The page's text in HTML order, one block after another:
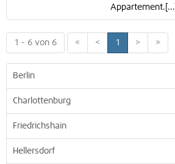
Appartement.[...]
1 - 6 von 6 « < 1 > »
Berlin
Charlottenburg
Friedrichshain
Hellersdorf